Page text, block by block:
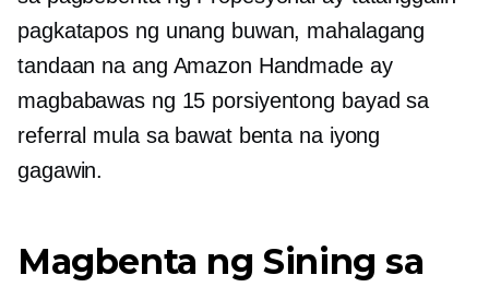
pagkatapos ng unang buwan, mahalagang
tandaan na ang Amazon Handmade ay
magbabawas ng 15 porsiyentong bayad sa
referral mula sa bawat benta na iyong
gagawin.
Magbenta ng Sining sa